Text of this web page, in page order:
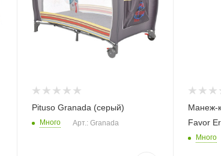
Pituso Granada (серый)
Много Арт.: Granada
Манеж-
Favor
Много